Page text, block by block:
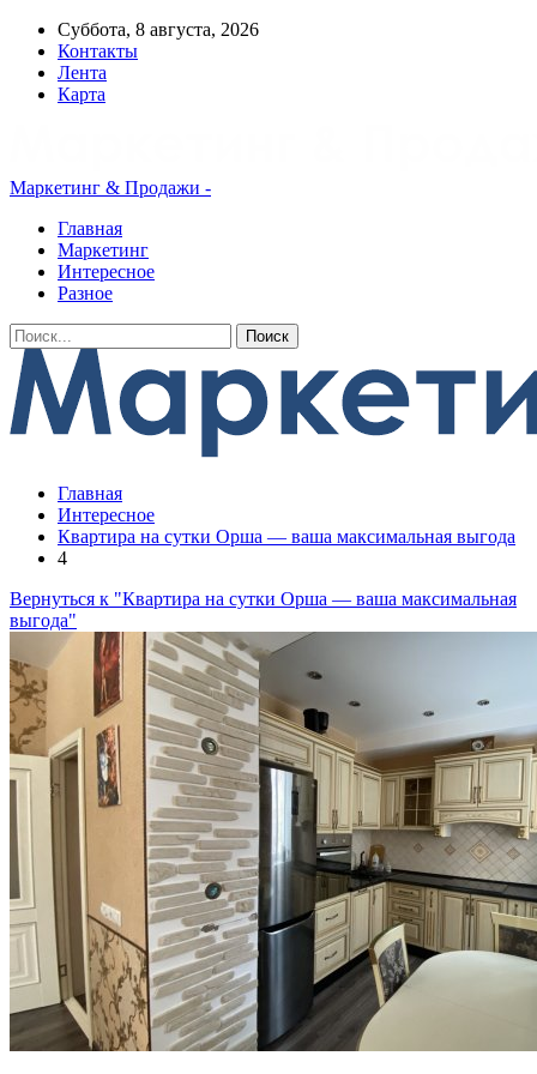
Суббота, 8 августа, 2026
Контакты
Лента
Карта
Маркетинг & Продажи -
Главная
Маркетинг
Интересное
Разное
Главная
Интересное
Квартира на сутки Орша — ваша максимальная выгода
4
Вернуться к "Квартира на сутки Орша — ваша максимальная
выгода"